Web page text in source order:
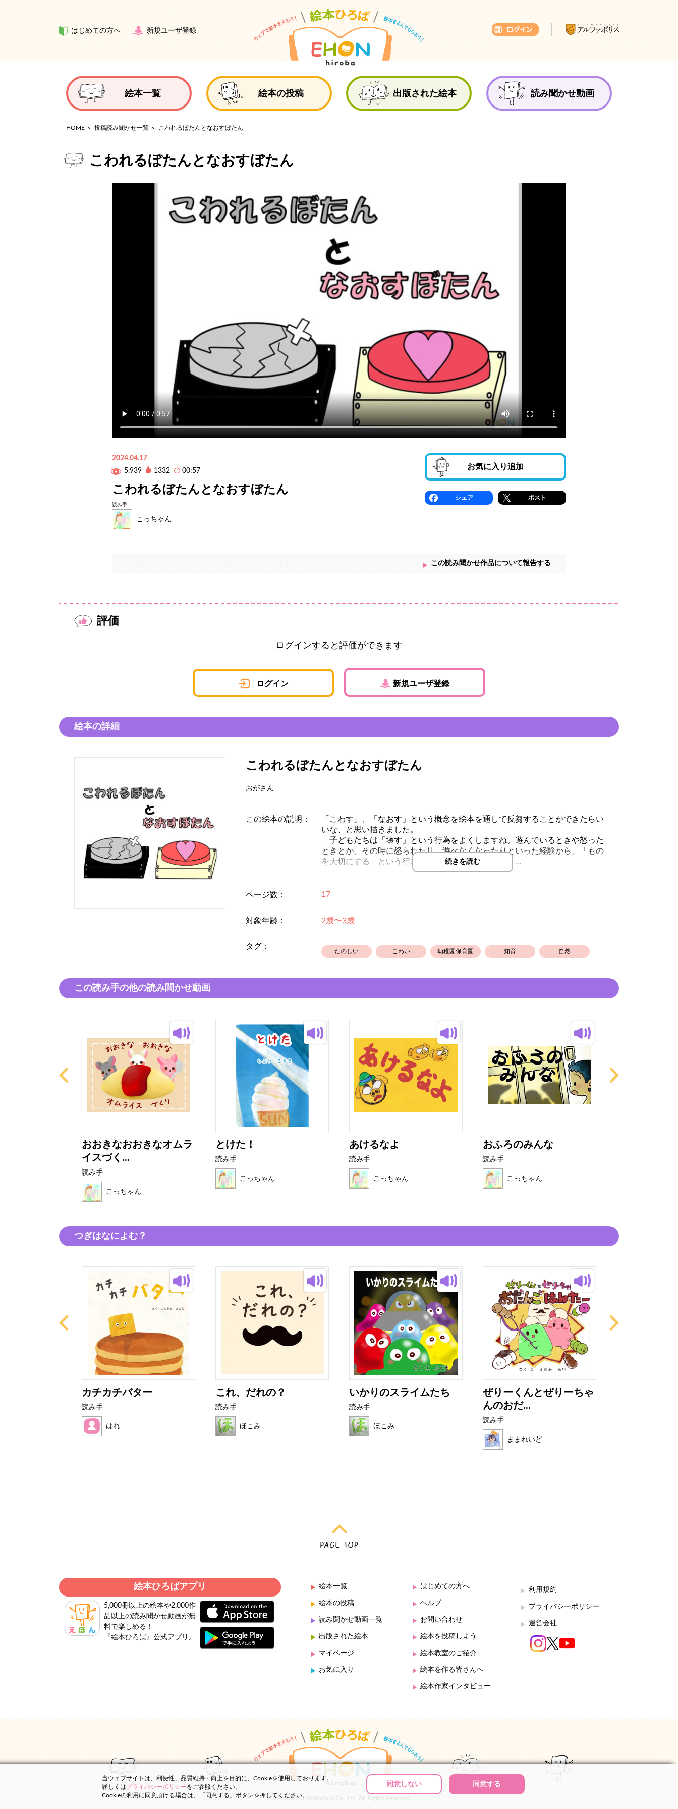
はじめての方へ 新規ユーザ登録
絵本一覧 絵本の投稿 出版された絵本 読み聞かせ動画
HOME 投稿読み聞かせ一覧 こわれるぼたんとなおすぼたん
こわれるぼたんとなおすぼたん
2024.04.17
5,939
1332 00:57
こわれるぼたんとなおすぼたん
読み手
こっちゃん
お気に入り追加
シェア ポスト
この読み聞かせ作品について報告する
評価
ログインすると評価ができます
ログイン 新規ユーザ登録
絵本の詳細
こわれるぼたんとなおすぼたん
おがさん
この絵本の説明：
「こわす」、「なおす」という概念を絵本を通して反芻することができたらい
いな、と思い描きました。
子どもたちは「壊す」という行為をよくしますね。遊んでいるときや怒った
ときとか。その時に怒られたり、遊べなくなったりといった経験から、「もの
を大切にする」という行為を覚えたり、繰り返したり…
おがさんの絵本はHPにて印刷フリーです
作品名の下、作者名をクリックするとHP、SNSへとぶことができます(´･ω･｀)
ススメの玩具、グッズ等の情報がまとめてあります。ぜひご覧ください！
続きを読む
ページ数： 17
対象年齢： 2歳〜3歳
タグ：
たのしい こわい 幼稚園保育園 知育 自然
この読み手の他の読み聞かせ動画
おおきなおおきなオムラ
イスづく...
読み手
こっちゃん
とけた！
読み手
こっちゃん
あけるなよ
読み手
こっちゃん
おふろのみんな
読み手
こっちゃん
つぎはなによむ？
カチカチバター
読み手
はれ
これ、だれの？
読み手
ほこみ
いかりのスライムたち
読み手
ほこみ
ぜりーくんとぜりーちゃ
んのおだ...
読み手
ままれいど
絵本ひろばアプリ
5,000冊以上の絵本や2,000作
品以上の読み聞かせ動画が無
料で楽しめる！
『絵本ひろば』公式アプリ。
絵本一覧
絵本の投稿
読み聞かせ動画一覧
出版された絵本
マイページ
お気に入り
はじめての方へ
ヘルプ
お問い合わせ
絵本を投稿しよう
絵本教室のご紹介
絵本を作る皆さんへ
絵本作家インタビュー
利用規約
プライバシーポリシー
運営会社
(C)2000-2026 AlphaPolis Co., Ltd. All Rights Reserved.
当ウェブサイトは、利便性、品質維持・向上を目的に、Cookieを使用しております。
詳しくはプライバシーポリシーをご参照ください。
Cookieの利用に同意頂ける場合は、「同意する」ボタンを押してください。
同意しない 同意する